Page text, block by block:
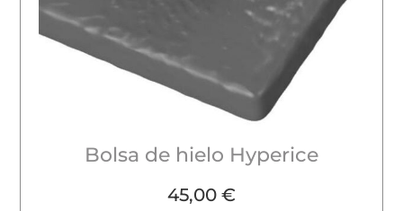
Bolsa de hielo Hyperice
45,00 €